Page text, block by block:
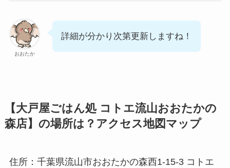
おおたか
詳細が分かり次第更新しますね！
【大戸屋ごはん処 コトエ流山おおたかの
森店】の場所は？アクセス地図マップ
住所：千葉県流山市おおたかの森西1-15-3 コトエ